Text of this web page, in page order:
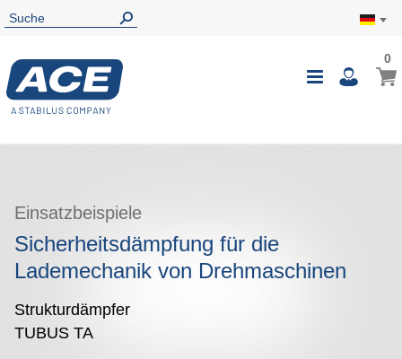
00
Einsatzbeispiele
Sicherheitsdämpfung für die
Lademechanik von Drehmaschinen
Strukturdämpfer
TUBUS TA